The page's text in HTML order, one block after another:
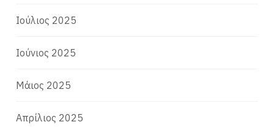
Ιούλιος 2025
Ιούνιος 2025
Μάιος 2025
Απρίλιος 2025